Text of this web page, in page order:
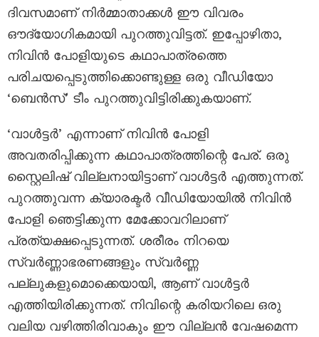
ദിവസമാണ് നിർമ്മാതാക്കൾ ഈ വിവരം
ഔദ്യോഗികമായി പുറത്തുവിട്ടത്. ഇപ്പോഴിതാ,
നിവിൻ പോളിയുടെ കഥാപാത്രത്തെ
പരിചയപ്പെടുത്തിക്കൊണ്ടുള്ള ഒരു വീഡിയോ
‘ബെൻസ്’ ടീം പുറത്തുവിട്ടിരിക്കുകയാണ്.
‘വാൾട്ടർ’ എന്നാണ് നിവിൻ പോളി
അവതരിപ്പിക്കുന്ന കഥാപാത്രത്തിന്റെ പേര്. ഒരു
സ്റ്റൈലിഷ് വില്ലനായിട്ടാണ് വാൾട്ടർ എത്തുന്നത്.
പുറത്തുവന്ന ക്യാരക്ടർ വീഡിയോയിൽ നിവിൻ
പോളി ഞെട്ടിക്കുന്ന മേക്കോവറിലാണ്
പ്രത്യക്ഷപ്പെടുന്നത്. ശരീരം നിറയെ
സ്വർണ്ണാഭരണങ്ങളും സ്വർണ്ണ
പല്ലുകളുമൊക്കെയായി, ആണ് വാൾട്ടർ
എത്തിയിരിക്കുന്നത്. നിവിന്റെ കരിയറിലെ ഒരു
വലിയ വഴിത്തിരിവാകും ഈ വില്ലൻ വേഷമെന്ന